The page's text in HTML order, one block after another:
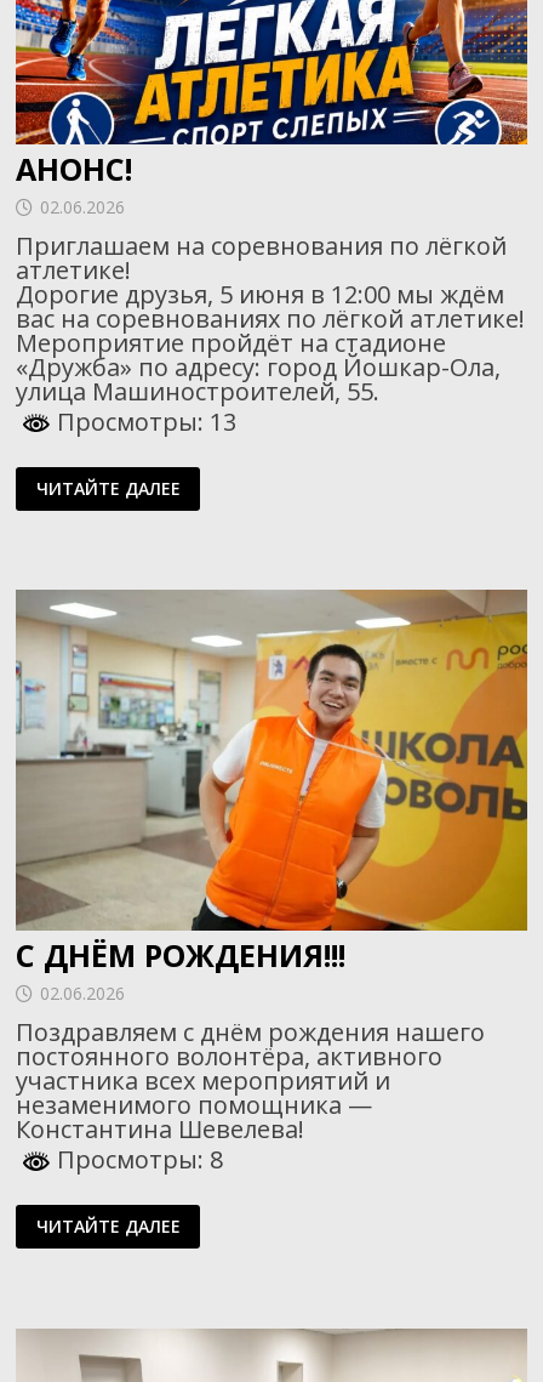
АНОНС!
02.06.2026
Приглашаем на соревнования по лёгкой
атлетике!
Дорогие друзья, 5 июня в 12:00 мы ждём
вас на соревнованиях по лёгкой атлетике!
Мероприятие пройдёт на стадионе
«Дружба» по адресу: город Йошкар-Ола,
улица Машиностроителей, 55.
Просмотры: 13
АНОНС!
ЧИТАЙТЕ ДАЛЕЕ
С ДНЁМ РОЖДЕНИЯ!!!
02.06.2026
Поздравляем с днём рождения нашего
постоянного волонтёра, активного
участника всех мероприятий и
незаменимого помощника —
Константина Шевелева!
Просмотры: 8
С
ДНЁМ
РОЖДЕНИЯ!!!
ЧИТАЙТЕ ДАЛЕЕ